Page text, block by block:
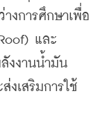
งการศึกษาเพื่อ
และ
งงานน้ำมัน
งเสริมการใช้